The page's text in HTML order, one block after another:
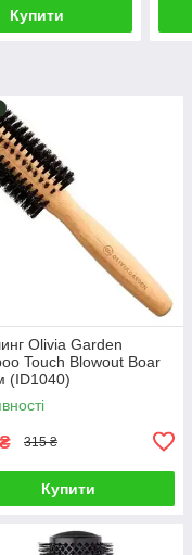
Купити
Olivia Garden
Touch Blowout Boar
(ID1040)
₴ 315 ₴
Купити